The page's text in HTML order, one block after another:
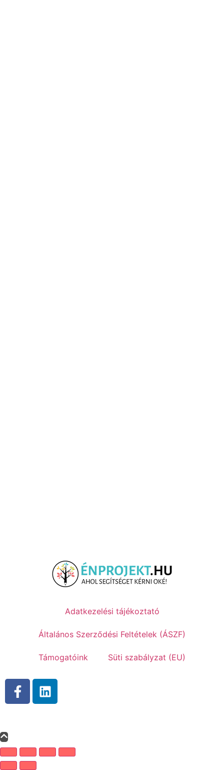
Adatkezelési tájékoztató
Általános Szerződési Feltételek (ÁSZF)
Támogatóink Süti szabályzat (EU)